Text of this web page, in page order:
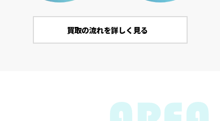
買取の流れを詳しく見る